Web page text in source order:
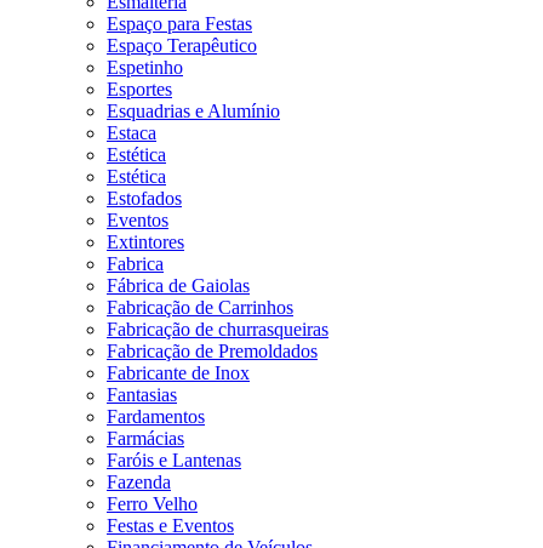
Espaço para Festas
Espaço Terapêutico
Espetinho
Esportes
Esquadrias e Alumínio
Estaca
Estética
Estética
Estofados
Eventos
Extintores
Fabrica
Fábrica de Gaiolas
Fabricação de Carrinhos
Fabricação de churrasqueiras
Fabricação de Premoldados
Fabricante de Inox
Fantasias
Fardamentos
Farmácias
Faróis e Lantenas
Fazenda
Ferro Velho
Festas e Eventos